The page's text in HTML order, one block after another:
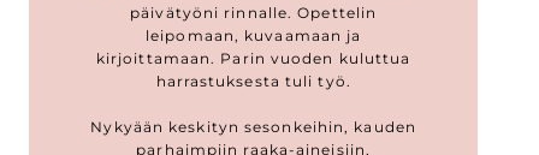
päivätyöni rinnalle. Opettelin
leipomaan, kuvaamaan ja
kirjoittamaan. Parin vuoden kuluttua
harrastuksesta tuli työ.
Nykyään keskityn sesonkeihin, kauden
parhaimpiin raaka-aineisiin,